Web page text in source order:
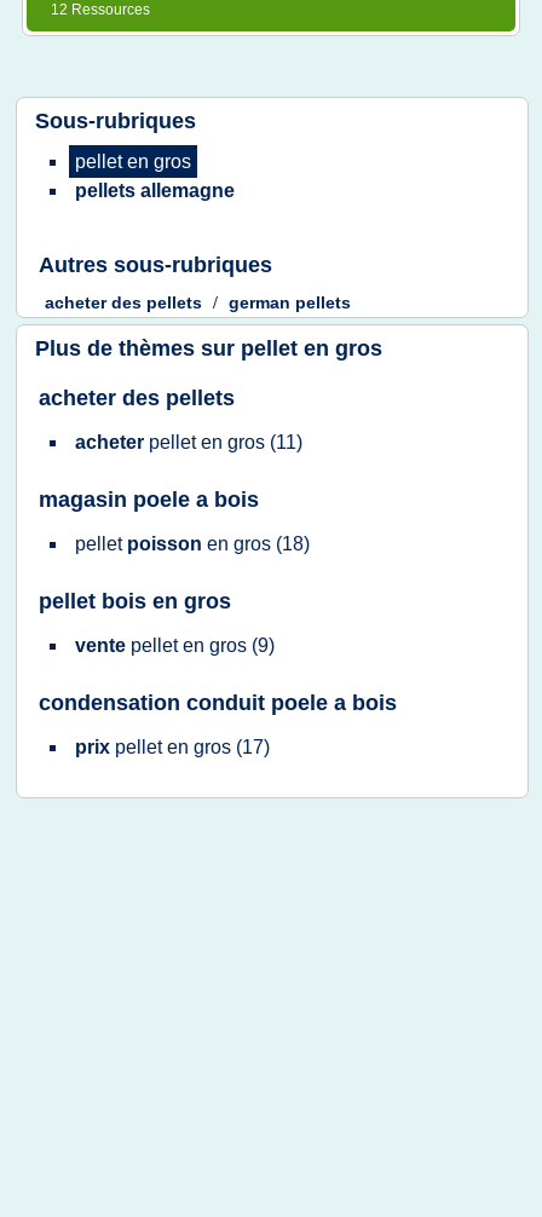
12 Ressources
Sous-rubriques
pellet en gros
pellets allemagne
Autres sous-rubriques
acheterdes pellets / german pellets
Plus de thèmes sur pellet en gros
acheter des pellets
acheter pellet en gros (11)
magasin poele a bois
pellet poisson en gros (18)
pellet bois en gros
vente pellet en gros (9)
condensation conduit poele a bois
prix pellet en gros (17)